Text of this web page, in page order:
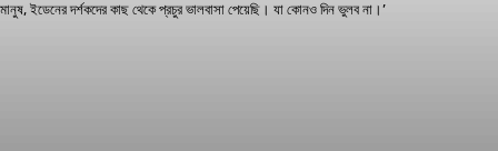
মানুষ, ইডেনের দর্শকদের কাছ থেকে প্রচুর ভালবাসা পেয়েছি। যা কোনও দিন ভুলব না।’